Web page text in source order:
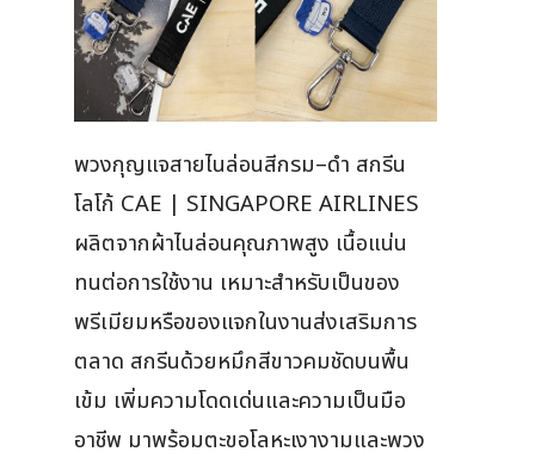
พวงกุญแจสายไนล่อนสีกรม–ดำ สกรีน
โลโก้ CAE | SINGAPORE AIRLINES
ผลิตจากผ้าไนล่อนคุณภาพสูง เนื้อแน่น
ทนต่อการใช้งาน เหมาะสำหรับเป็นของ
พรีเมียมหรือของแจกในงานส่งเสริมการ
ตลาด สกรีนด้วยหมึกสีขาวคมชัดบนพื้น
เข้ม เพิ่มความโดดเด่นและความเป็นมือ
อาชีพ มาพร้อมตะขอโลหะเงางามและพวง